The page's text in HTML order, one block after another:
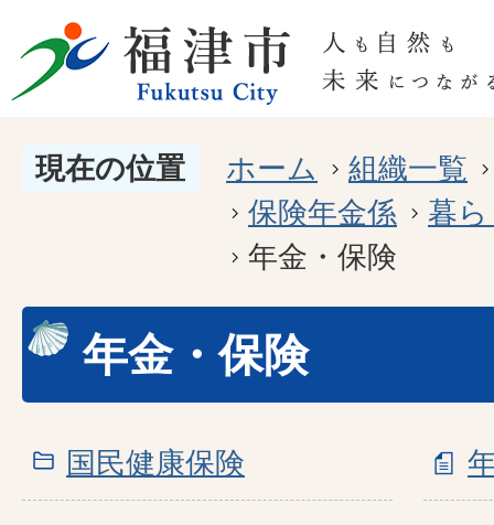
現在の位置 ホーム
組織一覧
保険年金係
暮
年金・保険
年金・保険
国民健康保険